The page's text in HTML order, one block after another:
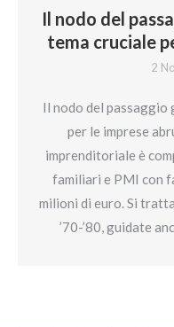
Il nodo del
tema cruciale
2
Il nodo del passaggio
per le imprese
imprenditoriale è
familiari e PMI con
milioni di euro. Si
’70-’80, guidate